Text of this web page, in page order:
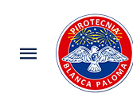
contenido
Toggle